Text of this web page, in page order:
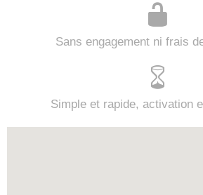
Sans engagement ni frais
Simple et rapide, activation